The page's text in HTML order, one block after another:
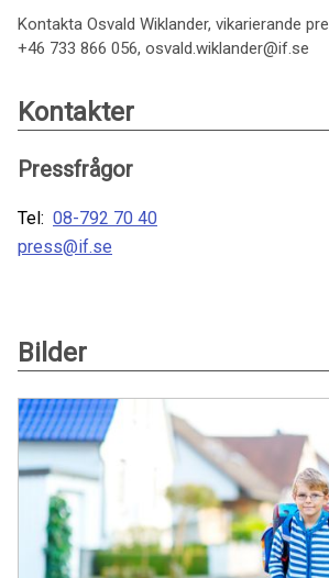
Kontakta Osvald Wiklander, vikarierande
+46 733 866 056, osvald.wiklander@if.se
Kontakter
Pressfrågor
Tel: 08-792 70 40
press@if.se
Bilder